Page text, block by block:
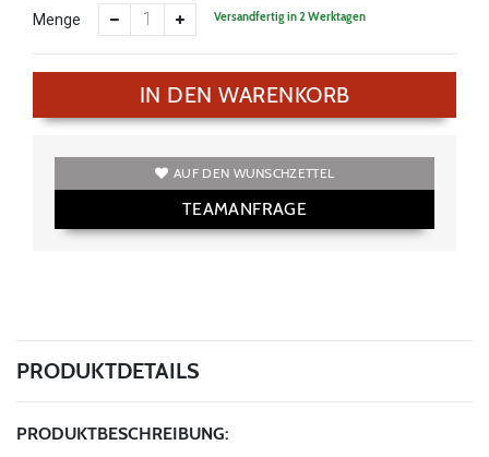
Menge Versandfertig in 2 Werktagen
IN DEN WARENKORB
AUF DEN WUNSCHZETTEL
TEAMANFRAGE
PRODUKTDETAILS
PRODUKTBESCHREIBUNG: